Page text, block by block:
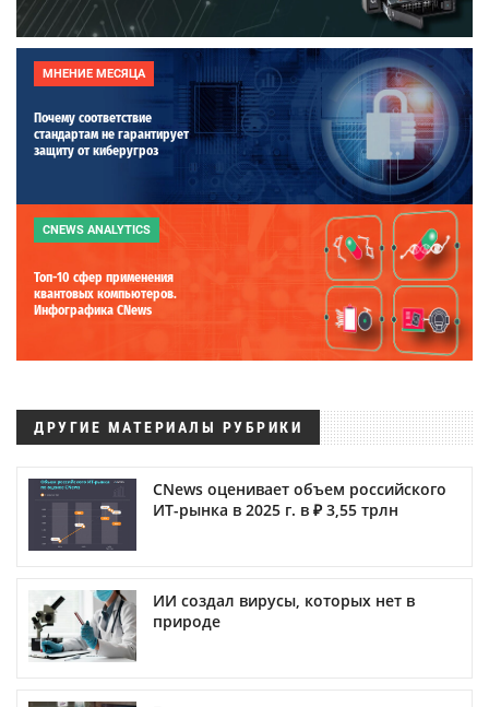
МНЕНИЕ МЕСЯЦА
Почему соответствие
стандартам не гарантирует
защиту от киберугроз
CNEWS ANALYTICS
Топ-10 сфер применения
квантовых компьютеров.
Инфографика CNews
ДРУГИЕ МАТЕРИАЛЫ РУБРИКИ
CNews оценивает объем российского
ИТ-рынка в 2025 г. в ₽ 3,55 трлн
ИИ создал вирусы, которых нет в
природе